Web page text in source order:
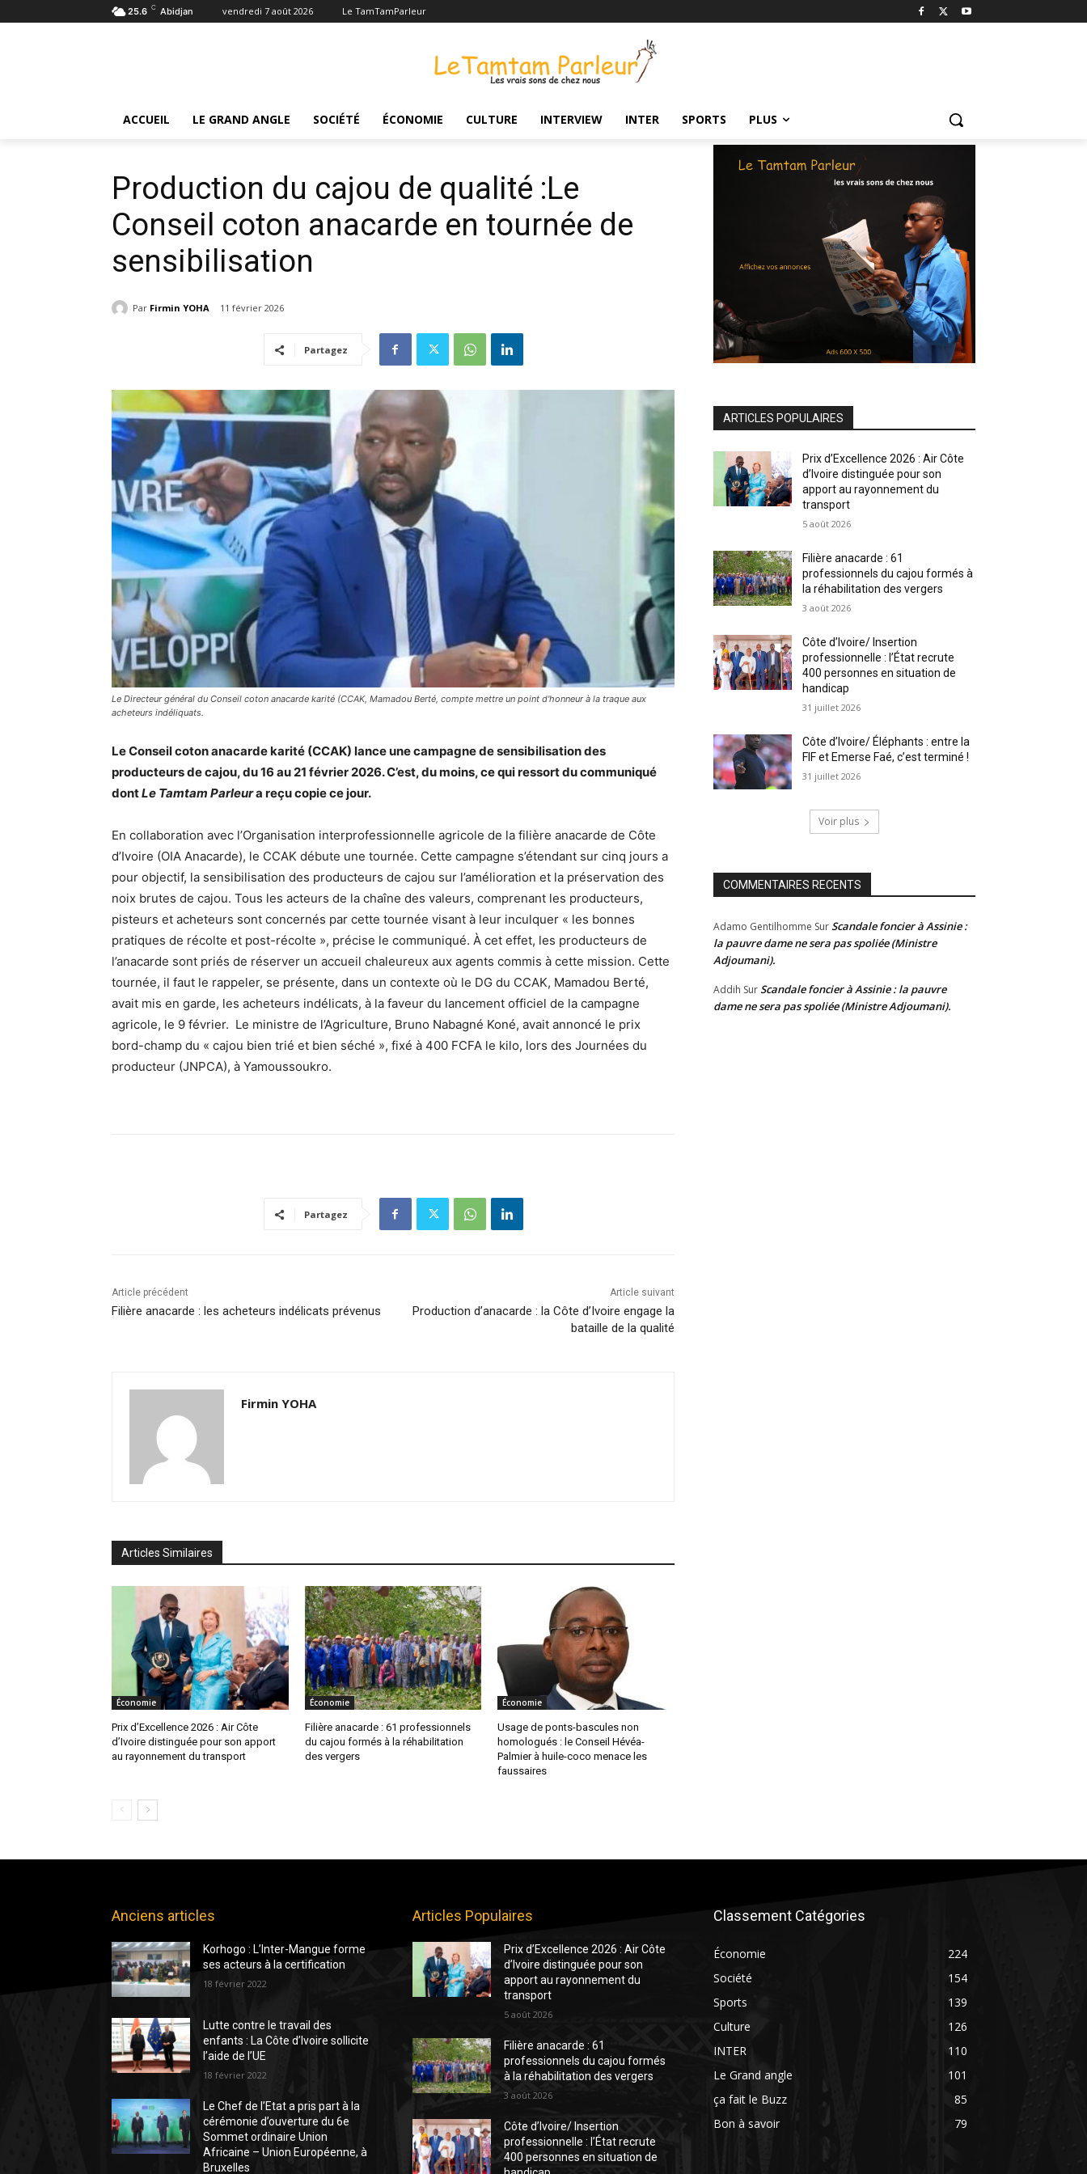
25.6 C Abidjan vendredi 7 août 2026 Le TamTamParleur
ACCUEIL LE GRAND ANGLE SOCIÉTÉ ÉCONOMIE CULTURE INTERVIEW INTER SPORTS PLUS
Accueil Économie Production du cajou de qualité :Le Conseil coton anacarde en tournée de sensibilisation
Production du cajou de qualité :Le
Conseil coton anacarde en tournée de
sensibilisation
Par Firmin YOHA 11 février 2026
Partagez
Le Directeur général du Conseil coton anacarde karité (CCAK, Mamadou Berté, compte mettre un point d'honneur à la traque aux
acheteurs indéliquats.
Le Conseil coton anacarde karité (CCAK) lance une campagne de sensibilisation des
producteurs de cajou, du 16 au 21 février 2026. C’est, du moins, ce qui ressort du communiqué
dontLe Tamtam Parleura reçu copie ce jour.
En collaboration avec l’Organisation interprofessionnelle agricole de la filière anacarde de Côte
d’Ivoire (OIA Anacarde), le CCAK débute une tournée. Cette campagne s’étendant sur cinq jours a
pour objectif, la sensibilisation des producteurs de cajou sur l’amélioration et la préservation des
noix brutes de cajou. Tous les acteurs de la chaîne des valeurs, comprenant les producteurs,
pisteurs et acheteurs sont concernés par cette tournée visant à leur inculquer « les bonnes
pratiques de récolte et post-récolte », précise le communiqué. À cet effet, les producteurs de
l’anacarde sont priés de réserver un accueil chaleureux aux agents commis à cette mission. Cette
tournée, il faut le rappeler, se présente, dans un contexte où le DG du CCAK, Mamadou Berté,
avait mis en garde, les acheteurs indélicats, à la faveur du lancement officiel de la campagne
agricole, le 9 février. Le ministre de l’Agriculture, Bruno Nabagné Koné, avait annoncé le prix
bord-champ du « cajou bien trié et bien séché », fixé à 400 FCFA le kilo, lors des Journées du
producteur (JNPCA), à Yamoussoukro.
Partagez
Article précédent
Filière anacarde : les acheteurs indélicats prévenus
Article suivant
Production d’anacarde : la Côte d’Ivoire engage la
bataille de la qualité
Firmin YOHA
Articles Similaires
Économie
Prix d’Excellence 2026 : Air Côte
d’Ivoire distinguée pour son apport
au rayonnement du transport
Économie
Filière anacarde : 61 professionnels
du cajou formés à la réhabilitation
des vergers
Économie
Usage de ponts-bascules non
homologués : le Conseil Hévéa-
Palmier à huile-coco menace les
faussaires
ARTICLES POPULAIRES
Prix d’Excellence 2026 : Air Côte
d’Ivoire distinguée pour son
apport au rayonnement du
transport
5 août 2026
Filière anacarde : 61
professionnels du cajou formés à
la réhabilitation des vergers
3 août 2026
Côte d’Ivoire/ Insertion
professionnelle : l’État recrute
400 personnes en situation de
handicap
31 juillet 2026
Côte d’Ivoire/ Éléphants : entre la
FIF et Emerse Faé, c’est terminé !
31 juillet 2026
Voir plus
COMMENTAIRES RECENTS
Adamo Gentilhomme SurScandale foncier à Assinie :
la pauvre dame ne sera pas spoliée (Ministre
Adjoumani).
Addih SurScandale foncier à Assinie : la pauvre
dame ne sera pas spoliée (Ministre Adjoumani).
Anciens articles
Korhogo : L’Inter-Mangue forme
ses acteurs à la certification
18 février 2022
Lutte contre le travail des
enfants : La Côte d’Ivoire sollicite
l’aide de l’UE
18 février 2022
Le Chef de l’Etat a pris part à la
cérémonie d’ouverture du 6e
Sommet ordinaire Union
Africaine – Union Européenne, à
Bruxelles
Articles Populaires
Prix d’Excellence 2026 : Air Côte
d’Ivoire distinguée pour son
apport au rayonnement du
transport
5 août 2026
Filière anacarde : 61
professionnels du cajou formés
à la réhabilitation des vergers
3 août 2026
Côte d’Ivoire/ Insertion
professionnelle : l’État recrute
400 personnes en situation de
Classement Catégories
Économie
224
Société
154
Sports
139
Culture
126
INTER
110
Le Grand angle
101
ça fait le Buzz
85
Bon à savoir
79